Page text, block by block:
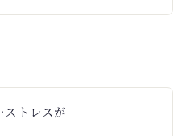
トレスが